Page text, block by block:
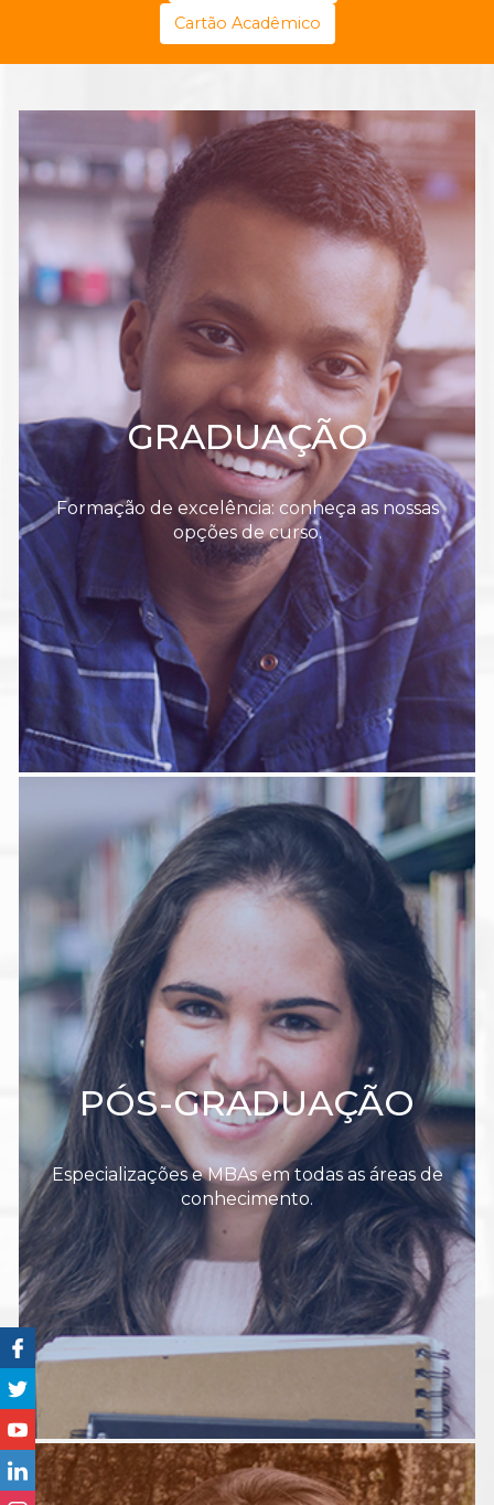
Cartão Acadêmico
GRADUAÇÃO
Formação de excelência: conheça as nossas
opções de curso.
PÓS-GRADUAÇÃO
Especializações e MBAs em todas as áreas de
conhecimento.